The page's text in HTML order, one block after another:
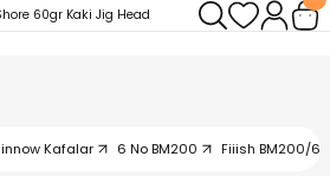
Kafalar 6 No BM200 Fiiish BM200/6
Dön
Dön
Dön
Dön
Dön
Dön